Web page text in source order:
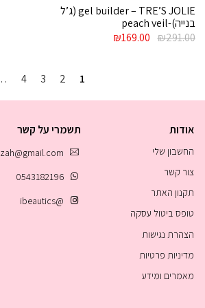
gel builder – TRE’S JOLIE (ג’ל
בנייה)-peach veil
₪291.00
המחיר
₪169.00
₪169.00.
1
2
3
4
אודות
החשבון שלי
צור קשר
תקנון האתר
טופס ביטול עסקה
הצהרת נגישות
מדיניות פרטיות
מאמרים ומידע
תשמרי על קשר
0543182196
@ibeautics